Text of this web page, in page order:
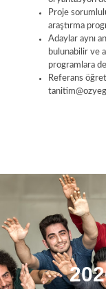
Proje
araştırma
Adaylar aynı
bulunabilir ve
programlara
Referans